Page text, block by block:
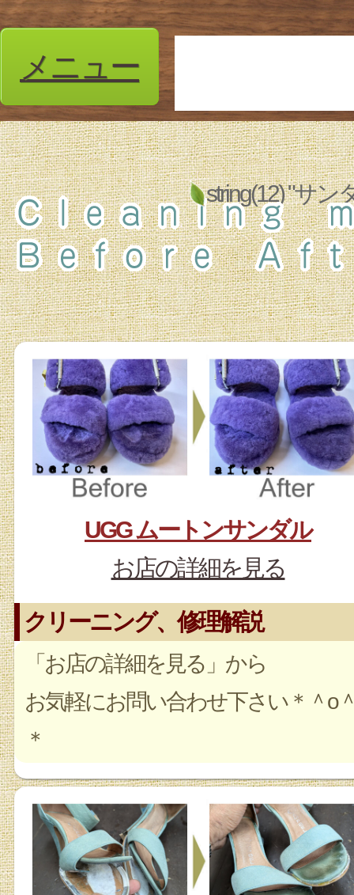
メニュー
string(12) "サ
UGG ムートンサンダル
お店の詳細を見る
クリーニング、修理解説
「お店の詳細を見る」から
お気軽にお問い合わせ下さい＊＾o
＊